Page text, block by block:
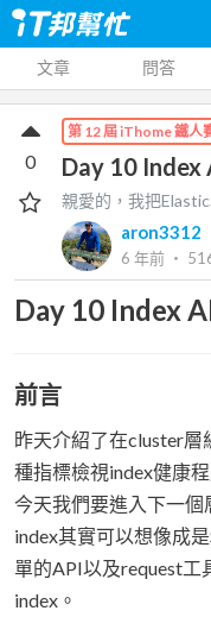
文章 問答
第 12 屆 iThome 鐵人
Day 10 Index
親愛的，我把
aron3312
6 年前 ‧
0
Day 10 Index
前言
昨天介紹了在cluster
種指標檢視index健康
今天我們要進入下一個
index其實可以想像成
單的API以及request工
index。